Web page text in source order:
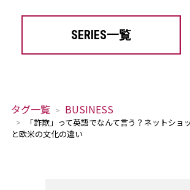
SERIES一覧
タグ一覧 BUSINESS
「詐欺」って英語でなんて言う？ネットショ
と欧米の文化の違い